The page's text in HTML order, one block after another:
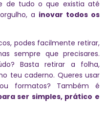
de tudo o que existia até
a inovar todos os
podes facilmente retirar,
sempre que precisares.
Basta retirar a folha,
teu caderno. Queres usar
formatos? Também é
ser simples, prático e